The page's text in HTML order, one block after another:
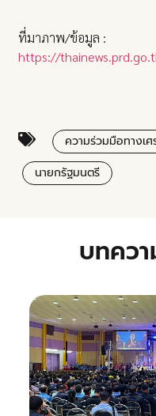
ที่มาภาพ/ข้อมูล :
https://
ความร่วมมือทางเ
นายกรัฐมนตรี
บทคว